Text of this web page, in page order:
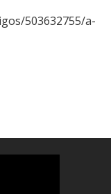
503632755/a-